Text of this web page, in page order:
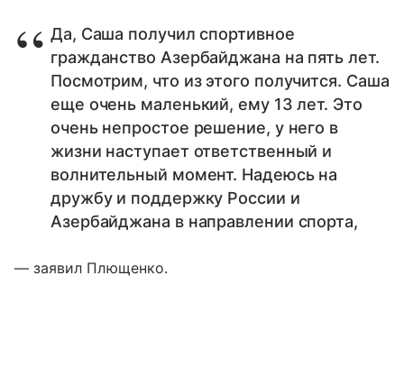
Да, Саша получил спортивное
гражданство Азербайджана на пять лет.
Посмотрим, что из этого получится. Саша
еще очень маленький, ему 13 лет. Это
очень непростое решение, у него в
жизни наступает ответственный и
волнительный момент. Надеюсь на
дружбу и поддержку России и
Азербайджана в направлении спорта,
— заявил Плющенко.